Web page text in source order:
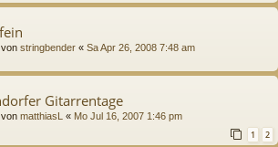
stringbender « Sa Apr 26, 2008 7:48 am
Gitarrentage
matthiasL « Mo Jul 16, 2007 1:46 pm
1 2